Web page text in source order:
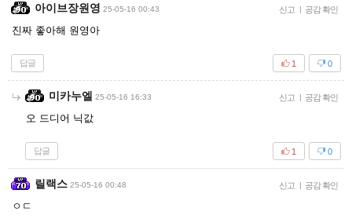
아이브장원영 25-05-16 00:43 신고 | 공감 확인
진짜 좋아해 원영아
답글 0
1
미카누엘 25-05-16 16:33 신고 | 공감 확인
오 드디어 닉값
답글 0
1
릴랙스 25-05-16 00:48 신고 | 공감 확인
ㅇㄷ